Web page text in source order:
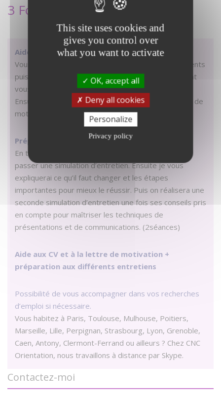
3 Formules de coaching
Aide au CV et à la lettre de motivation
Vous m’envoyer dans un premier temps vos documents
puis, grâce à mon expertise de coach en recrutement
vous explique comment les rendre plus pertinents.
Ensuite, ensemble, nous réalisons votre CV et lettre de
motivation. (2 séances)
Préparation aux différents entretiens
En tant que conseiller en recrutement je vous ferai
passer une simulation d’entretien. Ensuite je vous
expliquerai ce qu’il faut changer et les étapes
importantes pour mieux le réussir. Puis on réalisera une
seconde simulation d’entretien une fois ses conseils pris
en compte pour maîtriser les techniques de
présentations et de communications. (2séances)
Aide aux CV et à la lettre de motivation +
préparation aux différents entretiens
Possibilité de vous accompagner dans vos recherches
d’emploi si nécessaire.
Vous habitez à Paris, Toulouse, Mulhouse, Poitiers,
Marseille, Lille, Perpignan, Strasbourg, Lyon, Grenoble,
Caen, Antony, Clermont-Ferrand ou ailleurs ? Chez CNC
Orientation, nous travaillons à distance par Skype.
Contactez-moi
This site uses cookies and
gives you control over
what you want to activate
OK, accept all
Deny all cookies
Personalize
Privacy policy